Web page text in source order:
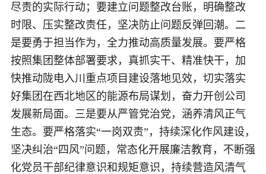
尽责的实际行动；要建立问题整改台账，明确整改
时限、压实整改责任，坚决防止问题反弹回潮。二
是要勇于担当作为，全力推动高质量发展。要严格
按照集团整体部署要求，真抓实干、精准快干，加
快推动陇电入川重点项目建设落地见效， 切实落实
好集团在西北地区的能源布局谋划，奋力开创公司
发展新局面。三是要从严管党治党，涵养清风正气
生态。要严格落实“一岗双责”，持续深化作风建设，
坚决纠治“四风”问题，常态化开展廉洁教育，不断强
化党员干部纪律意识和规矩意识， 持续营造风清气